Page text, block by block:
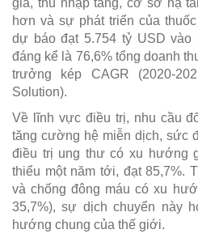
gia, thu nhập tăng, cơ sở hạ
hơn và sự phát triển của
dự báo đạt 5.754 tỷ USD vào
đáng kể là 76,6% tổng doanh
trưởng kép CAGR (2020-
Solution).
Về lĩnh vực điều trị, nhu cầu
tăng cường hệ miễn dịch, sức
điều trị ung thư có xu hướng
thiểu một năm tới, đạt 85,7%.
và chống đông máu có xu
35,7%), sự dịch chuyển này
hướng chung của thế giới.